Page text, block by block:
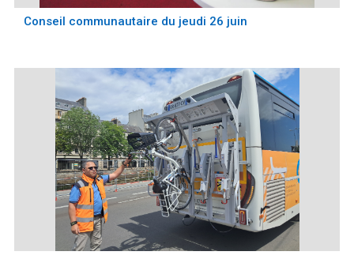
Conseil communautaire du jeudi 26 juin